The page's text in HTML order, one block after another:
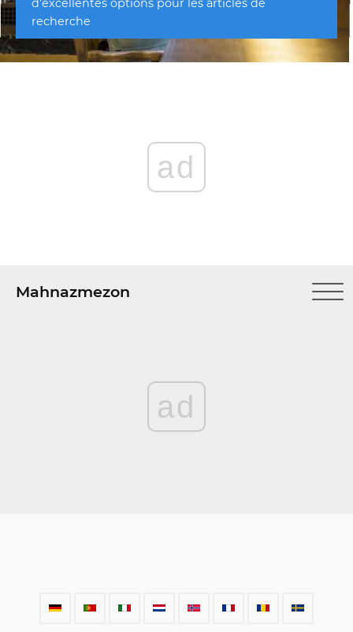
d'excellentes options pour les articles de
recherche
ad
Mahnazmezon
ad